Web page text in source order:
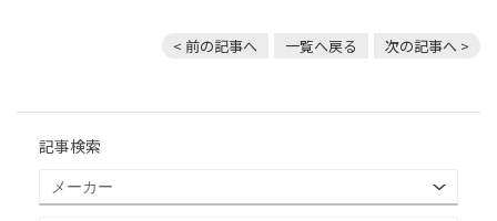
< 前の記事へ 一覧へ戻る 次の記事へ >
記事検索